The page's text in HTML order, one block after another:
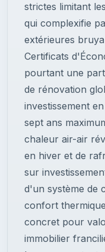
strictes limitant
qui complexifie
extérieures
Certificats
pourtant une
de rénovation
investissement
sept ans
chaleur air-air
en hiver et de
sur
d'un système de
confort
concret pour
immobilier